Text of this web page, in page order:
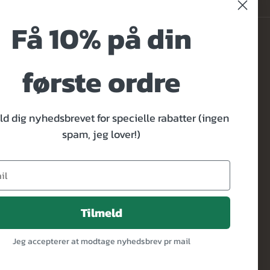
Få 10% på din
første ordre
dig nyhedsbrevet for specielle rabatter (ingen
spam, jeg lover!)
Tilmeld
Jeg accepterer at modtage nyhedsbrev pr mail